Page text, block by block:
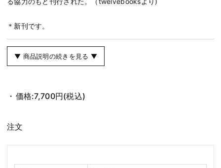
＊新刊です。
▼ 商品説明の続きを見る ▼
価格:7,700円(税込)
注文